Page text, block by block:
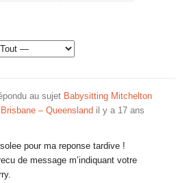
au sujet Babysitting Mitchelton
Brisbane – Queensland il y a 17 ans
pour ma reponse tardive !
de message m’indiquant votre